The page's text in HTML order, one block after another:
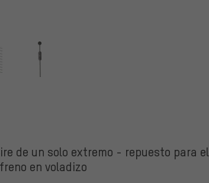
de un solo extremo - repuesto para el
freno en voladizo